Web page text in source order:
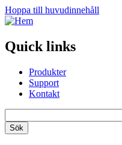
Hoppa till huvudinnehåll
Quick links
Produkter
Support
Kontakt